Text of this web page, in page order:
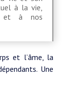
à la vie,
et à nos
et l’âme, la
Une